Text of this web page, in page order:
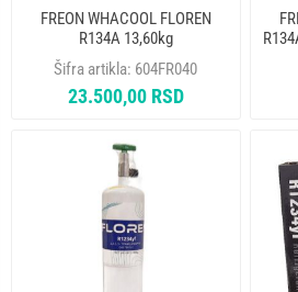
FREON WHACOOL FLOREN
R134A 13,60kg
Šifra artikla: 604FR040
23.500,00 RSD